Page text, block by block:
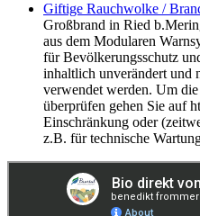
Giftige Rauchwolke /
Großbrand in Ried
aus dem Modularen
für Bevölkerungsschutz
inhaltlich unverändert und
verwendet werden. Um
überprüfen gehen Sie auf
Einschränkung oder
z.B. für technische